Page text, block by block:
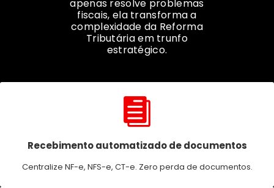
apenas resolve problemas
fiscais, ela transforma a
complexidade da Reforma
Tributária em trunfo
estratégico.
Recebimento automatizado de documentos
Centralize NF-e, NFS-e, CT-e. Zero perda de documentos.